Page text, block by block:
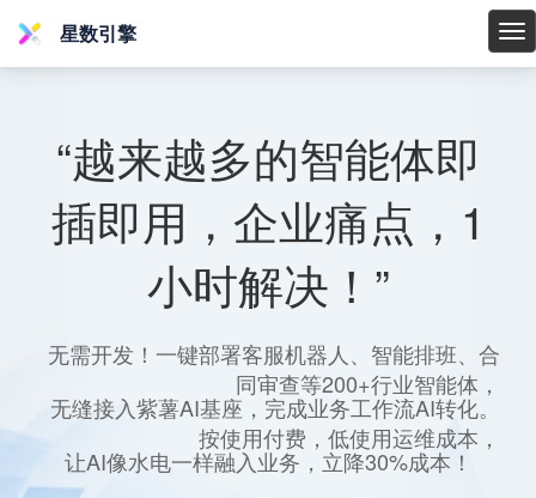
星
星数引擎
“越来越多的智能体即
插即用，企业痛点，1
小时解决！”
无需开发！一键部署客服机器人、智能排班、合
同审查等200+行业智能体，
无缝接入紫薯AI基座，完成业务工作流AI转化。
按使用付费，低使用运维成本，
让AI像水电一样融入业务，立降30%成本！